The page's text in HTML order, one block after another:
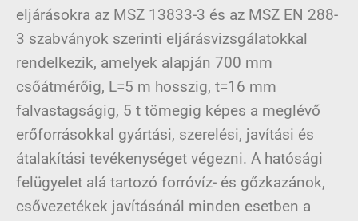
eljárásokra az MSZ 13833-3 és az MSZ EN 288-
3 szabványok szerinti eljárásvizsgálatokkal
rendelkezik, amelyek alapján 700 mm
csőátmérőig, L=5 m hosszig, t=16 mm
falvastagságig, 5 t tömegig képes a meglévő
erőforrásokkal gyártási, szerelési, javítási és
átalakítási tevékenységet végezni. A hatósági
felügyelet alá tartozó forróvíz- és gőzkazánok,
csővezetékek javításánál minden esetben a